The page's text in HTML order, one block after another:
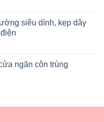
siêu dính, kẹp dây
ngăn côn trùng